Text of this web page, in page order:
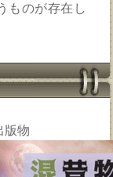
ものが存在し
版物